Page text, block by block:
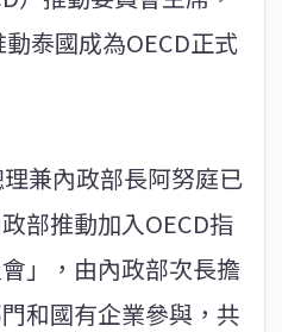
泰國成為OECD正式
兼內政部長阿努庭已
部推動加入OECD指
」，由內政部次長擔
和國有企業參與，共